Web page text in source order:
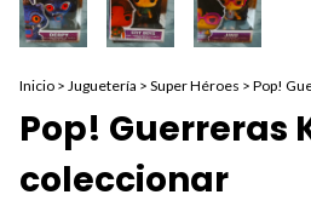
Inicio > Juguetería > Super Héroes > Pop!
Pop! Guerreras
coleccionar